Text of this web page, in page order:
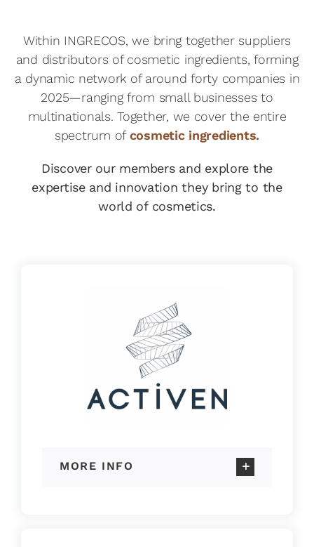
Within INGRECOS, we bring together suppliers
and distributors of cosmetic ingredients, forming
a dynamic network of around forty companies in
2025—ranging from small businesses to
multinationals. Together, we cover the entire
spectrum ofcosmetic ingredients.
Discover our members and explore the
expertise and innovation they bring to the
world of cosmetics.
MORE INFO